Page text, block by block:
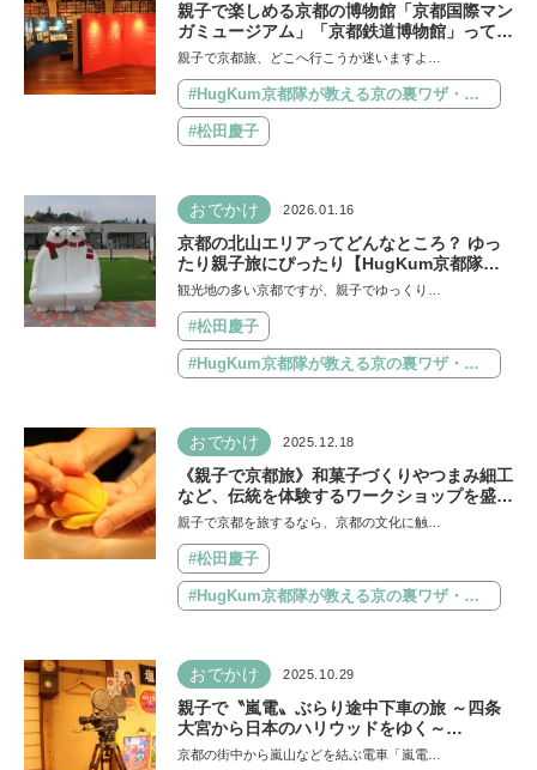
親子で楽しめる京都の博物館「京都国際マン
ガミュージアム」「京都鉄道博物館」ってど
んなところ？【HugKum京都隊が教える京
親子で京都旅、どこへ行こうか迷いますよ…
#HugKum京都隊が教える京の裏ワザ・裏ミチ徹底ガイド
#松田慶子
おでかけ 2026.01.16
京都の北山エリアってどんなところ？ ゆっ
たり親子旅にぴったり【HugKum京都隊が
教える京の裏ワザ・裏ミチ徹底ガイド】
観光地の多い京都ですが、親子でゆっくり…
#松田慶子
#HugKum京都隊が教える京の裏ワザ・裏ミチ徹底ガイド
おでかけ 2025.12.18
《親子で京都旅》和菓子づくりやつまみ細工
など、伝統を体験するワークショップを盛り
込むのがおすすめ【HugKum京都隊が教え
親子で京都を旅するなら、京都の文化に触…
#松田慶子
#HugKum京都隊が教える京の裏ワザ・裏ミチ徹底ガイド
おでかけ 2025.10.29
親子で〝嵐電〟ぶらり途中下車の旅 ～四条
大宮から日本のハリウッドをゆく～
【HugKum京都隊が教える京の裏ワザ・裏
京都の街中から嵐山などを結ぶ電車「嵐電…